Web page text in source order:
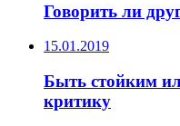
Говорить ли
15.01.2019
Быть стойким
критику